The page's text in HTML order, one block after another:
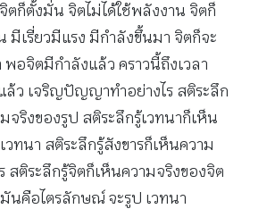
ตก็ตั้งมั่น จิตไม่ได้ใช้พลังงาน จิตก็
มีเรี่ยวมีแรง มีกำลังขึ้นมา จิตก็จะ
พอจิตมีกำลังแล้ว คราวนี้ถึงเวลา
ว เจริญปัญญาทำอย่างไร สติระลึก
จริงของรูป สติระลึกรู้เวทนาก็เห็น
วทนา สติระลึกรู้สังขารก็เห็นความ
สติระลึกรู้จิตก็เห็นความจริงของจิต
นคือไตรลักษณ์ จะรูป เวทนา